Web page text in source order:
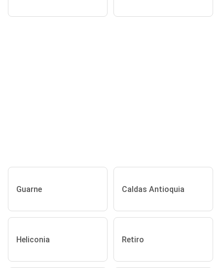
Guarne Caldas Antioquia
Heliconia Retiro